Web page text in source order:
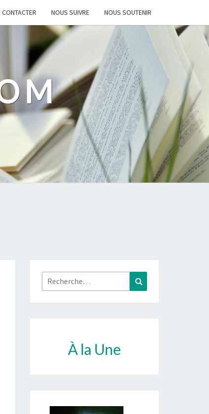
NOUS SUIVRE NOUS SOUTENIR
Rechercher :
À la Une